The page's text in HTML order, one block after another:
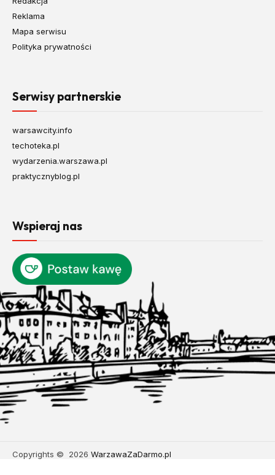
Reklama
Mapa serwisu
Polityka prywatności
Serwisy partnerskie
warsawcity.info
techoteka.pl
wydarzenia.warszawa.pl
praktycznyblog.pl
Wspieraj nas
Copyrights © 2026 WarzawaZaDarmo.pl